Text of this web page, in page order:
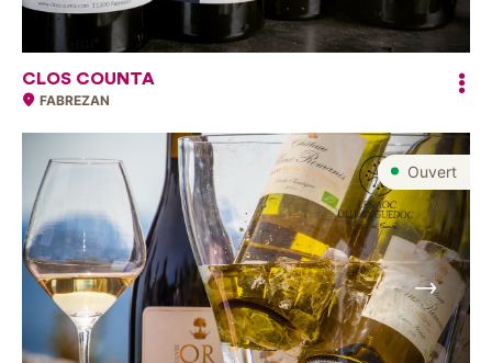
CLOS COUNTA
FABREZAN
Ouvert
Suivant